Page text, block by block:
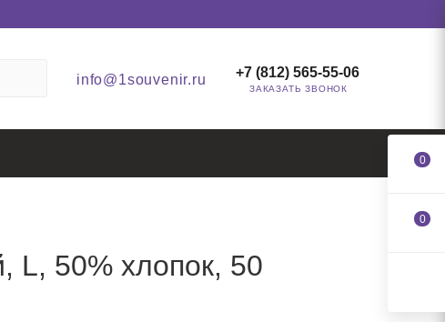
info@1souvenir.ru +7 (812) 565-55-06
ЗАКАЗАТЬ ЗВОНОК
L, 50% хлопок, 50
0
0